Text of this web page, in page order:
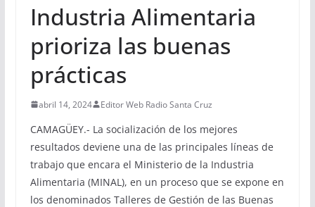
Industria Alimentaria
prioriza las buenas
prácticas
abril 14, 2024 Editor Web Radio Santa Cruz
CAMAGÜEY.- La socialización de los mejores
resultados deviene una de las principales líneas de
trabajo que encara el Ministerio de la Industria
Alimentaria (MINAL), en un proceso que se expone en
los denominados Talleres de Gestión de las Buenas